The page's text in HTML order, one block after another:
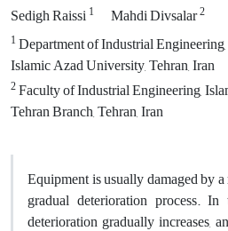
Sedigh Raissi1 Mahdi Divsalar2
1Department of Industrial
Islamic Azad University, Tehran, Iran
2Faculty of Industrial Engineering,
Tehran Branch, Tehran, Iran
Equipment is usually damaged by
gradual deterioration process.
deterioration gradually increases,